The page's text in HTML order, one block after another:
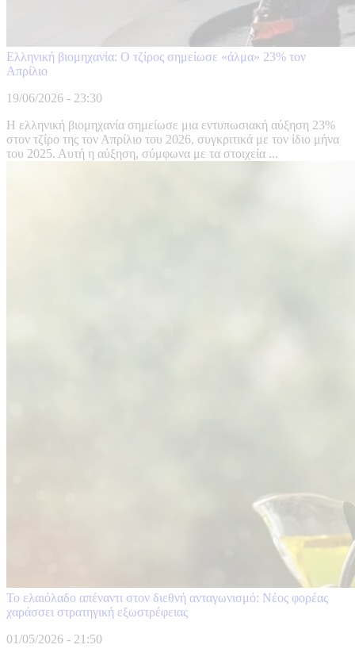
Ελληνική βιομηχανία: Ο τζίρος σημείωσε «άλμα» 23% τον
Απρίλιο
19/06/2026 - 23:30
Η ελληνική βιομηχανία σημείωσε μια εντυπωσιακή αύξηση 23%
στον τζίρο της τον Απρίλιο του 2026, συγκριτικά με τον ίδιο μήνα
του 2025. Αυτή η αύξηση, σύμφωνα με τα στοιχεία ...
Το ελαιόλαδο απέναντι στον διεθνή ανταγωνισμό: Νέος φορέας
χαράσσει στρατηγική εξωστρέφειας
01/05/2026 - 21:50